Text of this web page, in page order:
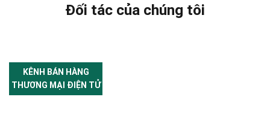
Đối tác của chúng tôi
KÊNH BÁN HÀNG
THƯƠNG MẠI ĐIỆN TỬ